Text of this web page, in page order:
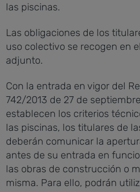
las piscinas.
Las obligaciones de los
uso colectivo se recogen en
adjunto.
Con la entrada en vigor del
742/2013 de 27 de
establecen los criterios
las piscinas, los titulares de
deberán comunicar la
antes de su entrada en
las obras de construcción o
misma. Para ello, podrán